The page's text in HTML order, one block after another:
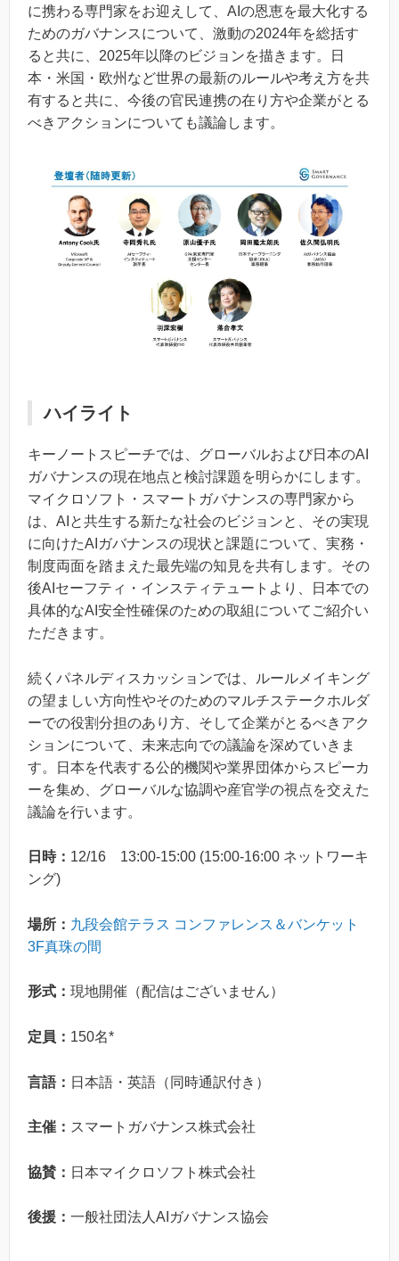
に携わる専門家をお迎えして、AIの恩恵を最大化する
ためのガバナンスについて、激動の2024年を総括す
ると共に、2025年以降のビジョンを描きます。日
本・米国・欧州など世界の最新のルールや考え方を共
有すると共に、今後の官民連携の在り方や企業がとる
べきアクションについても議論します。
ハイライト
キーノートスピーチでは、グローバルおよび日本のAI
ガバナンスの現在地点と検討課題を明らかにします。
マイクロソフト・スマートガバナンスの専門家から
は、AIと共生する新たな社会のビジョンと、その実現
に向けたAIガバナンスの現状と課題について、実務・
制度両面を踏まえた最先端の知見を共有します。その
後AIセーフティ・インスティテュートより、日本での
具体的なAI安全性確保のための取組についてご紹介い
ただきます。
続くパネルディスカッションでは、ルールメイキング
の望ましい方向性やそのためのマルチステークホルダ
ーでの役割分担のあり方、そして企業がとるべきアク
ションについて、未来志向での議論を深めていきま
す。日本を代表する公的機関や業界団体からスピーカ
ーを集め、グローバルな協調や産官学の視点を交えた
議論を行います。
日時： 12/16 13:00-15:00 (15:00-16:00 ネットワーキ
ング)
場所： 九段会館テラス コンファレンス＆バンケット
3F真珠の間
形式： 現地開催（配信はございません）
定員： 150名*
言語： 日本語・英語（同時通訳付き）
主催： スマートガバナンス株式会社
協賛： 日本マイクロソフト株式会社
後援： 一般社団法人AIガバナンス協会